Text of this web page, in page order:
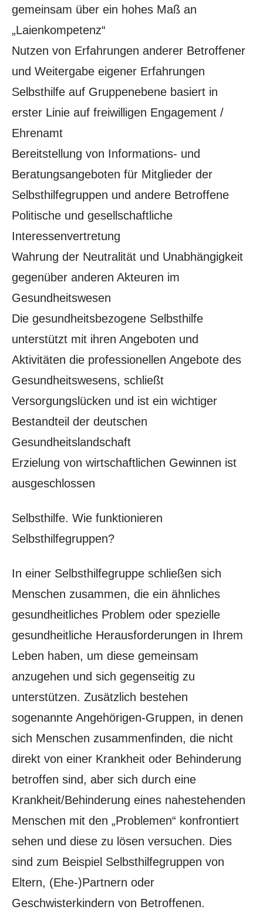
gemeinsam über ein hohes Maß an
„Laienkompetenz“
Nutzen von Erfahrungen anderer Betroffener
und Weitergabe eigener Erfahrungen
Selbsthilfe auf Gruppenebene basiert in
erster Linie auf freiwilligen Engagement /
Ehrenamt
Bereitstellung von Informations- und
Beratungsangeboten für Mitglieder der
Selbsthilfegruppen und andere Betroffene
Politische und gesellschaftliche
Interessenvertretung
Wahrung der Neutralität und Unabhängigkeit
gegenüber anderen Akteuren im
Gesundheitswesen
Die gesundheitsbezogene Selbsthilfe
unterstützt mit ihren Angeboten und
Aktivitäten die professionellen Angebote des
Gesundheitswesens, schließt
Versorgungslücken und ist ein wichtiger
Bestandteil der deutschen
Gesundheitslandschaft
Erzielung von wirtschaftlichen Gewinnen ist
ausgeschlossen
Selbsthilfe. Wie funktionieren
Selbsthilfegruppen?
In einer Selbsthilfegruppe schließen sich
Menschen zusammen, die ein ähnliches
gesundheitliches Problem oder spezielle
gesundheitliche Herausforderungen in Ihrem
Leben haben, um diese gemeinsam
anzugehen und sich gegenseitig zu
unterstützen. Zusätzlich bestehen
sogenannte Angehörigen-Gruppen, in denen
sich Menschen zusammenfinden, die nicht
direkt von einer Krankheit oder Behinderung
betroffen sind, aber sich durch eine
Krankheit/Behinderung eines nahestehenden
Menschen mit den „Problemen“ konfrontiert
sehen und diese zu lösen versuchen. Dies
sind zum Beispiel Selbsthilfegruppen von
Eltern, (Ehe-)Partnern oder
Geschwisterkindern von Betroffenen.